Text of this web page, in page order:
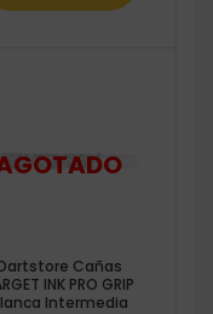
Cañas
INK PRO GRIP
Intermedia